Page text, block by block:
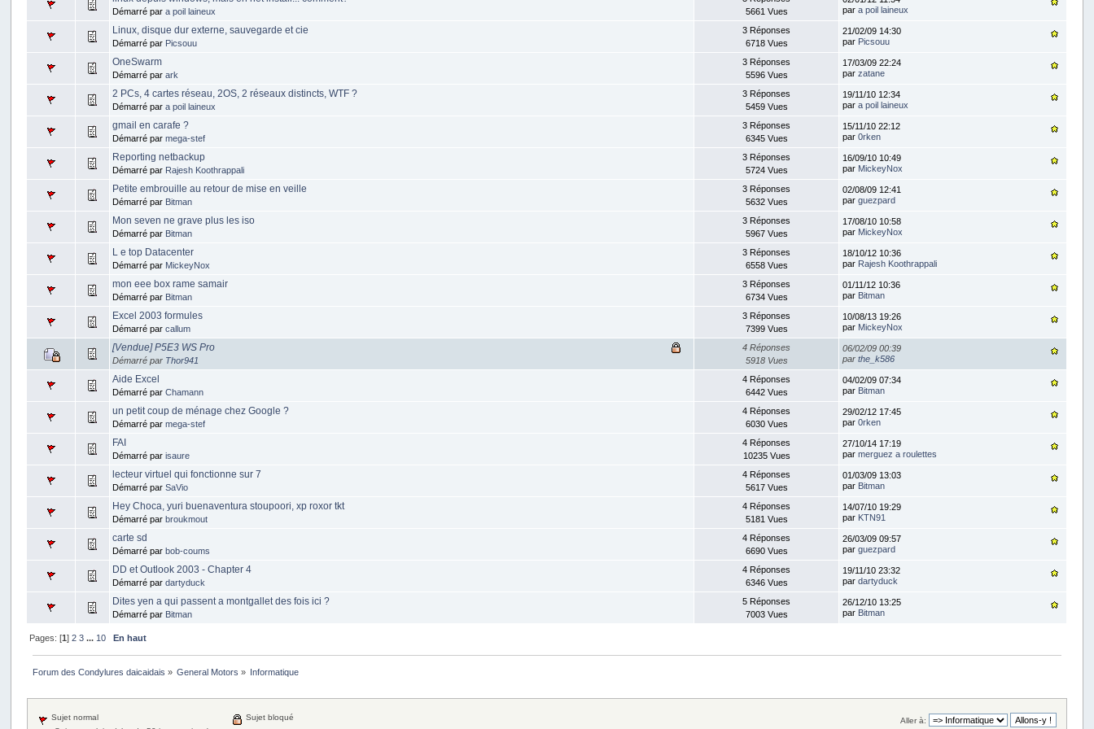
Démarré para poil laineux
5661 Vues
para poil laineux
Linux, disque dur externe, sauvegarde et cie
Démarré par Picsouu
3 Réponses
6718 Vues
21/02/09 14:30
par Picsouu
OneSwarm
Démarré parark
3 Réponses
5596 Vues
17/03/09 22:24
parzatane
2 PCs, 4 cartes réseau, 2OS, 2 réseaux distincts, WTF ?
Démarré para poil laineux
3 Réponses
5459 Vues
19/11/10 12:34
para poil laineux
gmail en carafe ?
Démarré parmega-stef
3 Réponses
6345 Vues
15/11/10 22:12
par0rken
Reporting netbackup
Démarré par Rajesh Koothrappali
3 Réponses
5724 Vues
16/09/10 10:49
par MickeyNox
Petite embrouille au retour de mise en veille
Démarré par Bitman
3 Réponses
5632 Vues
02/08/09 12:41
parguezpard
Mon seven ne grave plus les iso
Démarré par Bitman
3 Réponses
5967 Vues
17/08/10 10:58
par MickeyNox
L e top Datacenter
Démarré par MickeyNox
3 Réponses
6558 Vues
18/10/12 10:36
par Rajesh Koothrappali
mon eee box rame samair
Démarré par Bitman
3 Réponses
6734 Vues
01/11/12 10:36
par Bitman
Excel 2003 formules
Démarré parcallum
3 Réponses
7399 Vues
10/08/13 19:26
par MickeyNox
[Vendue] P5E3 WS Pro
Démarré par Thor941
4 Réponses
5918 Vues
06/02/09 00:39
parthe_k586
Aide Excel
Démarré parChamann
4 Réponses
6442 Vues
04/02/09 07:34
par Bitman
un petit coup de ménage chez Google ?
Démarré parmega-stef
4 Réponses
6030 Vues
29/02/12 17:45
par0rken
FAI
Démarré parisaure
4 Réponses
10235 Vues
27/10/14 17:19
parmerguez a roulettes
lecteur virtuel qui fonctionne sur 7
Démarré parSaVio
4 Réponses
5617 Vues
01/03/09 13:03
par Bitman
Hey Choca, yuri buenaventura stoupoori, xp roxor tkt
Démarré parbroukmout
4 Réponses
5181 Vues
14/07/10 19:29
par KTN91
carte sd
Démarré parbob-coums
4 Réponses
6690 Vues
26/03/09 09:57
parguezpard
DD et Outlook 2003 - Chapter 4
Démarré pardartyduck
4 Réponses
6346 Vues
19/11/10 23:32
pardartyduck
Dites yen a qui passent a montgallet des fois ici ?
Démarré par Bitman
5 Réponses
7003 Vues
26/12/10 13:25
par Bitman
Pages: [1] 2 3 ... 10 En haut
Forum des Condylures daicaidais » General Motors » Informatique
Aller à:
Sujet normal
Sujet bloqué